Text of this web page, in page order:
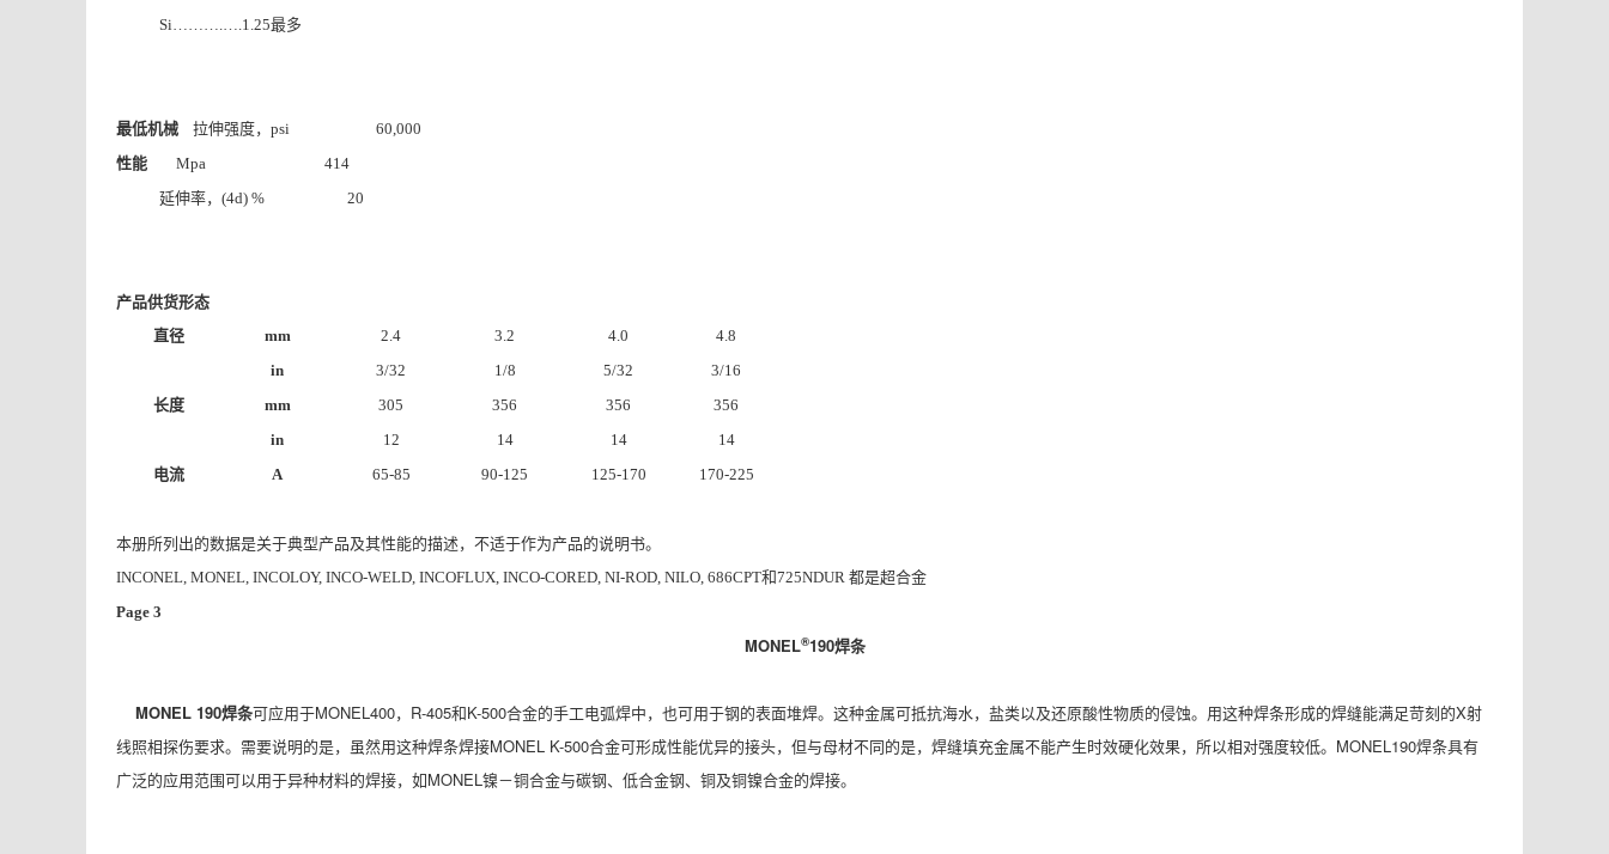
Si……….….1.25最多
最低机械 拉伸强度， psi 60,000
性能 Mpa 414
延伸率， (4d) % 20
产品供货形态
直径
mm
in
2.4
3/32
3.2
1/8
4.0
5/32
4.8
3/16
长度
mm
in
305
12
356
14
356
14
356
14
电流 A 65-85 90-125 125-170 170-225
本册所列出的数据是关于典型产品及其性能的描述，不适于作为产品的说明书。
INCONEL, MONEL, INCOLOY, INCO-WELD, INCOFLUX, INCO-CORED, NI-ROD, NILO, 686CPT和725NDUR 都是超合金
Page 3
MONEL®190焊条
MONEL 190焊条可应用于MONEL400，R-405和K-500合金的手工电弧焊中，也可用于钢的表面堆焊。这种金属可抵抗海水，盐类以及还原酸性物质的侵蚀。用这种焊条形成的焊缝能满足苛刻的X射
线照相探伤要求。需要说明的是，虽然用这种焊条焊接MONEL K-500合金可形成性能优异的接头，但与母材不同的是，焊缝填充金属不能产生时效硬化效果，所以相对强度较低。MONEL190焊条具有
广泛的应用范围可以用于异种材料的焊接，如MONEL镍－铜合金与碳钢、低合金钢、铜及铜镍合金的焊接。